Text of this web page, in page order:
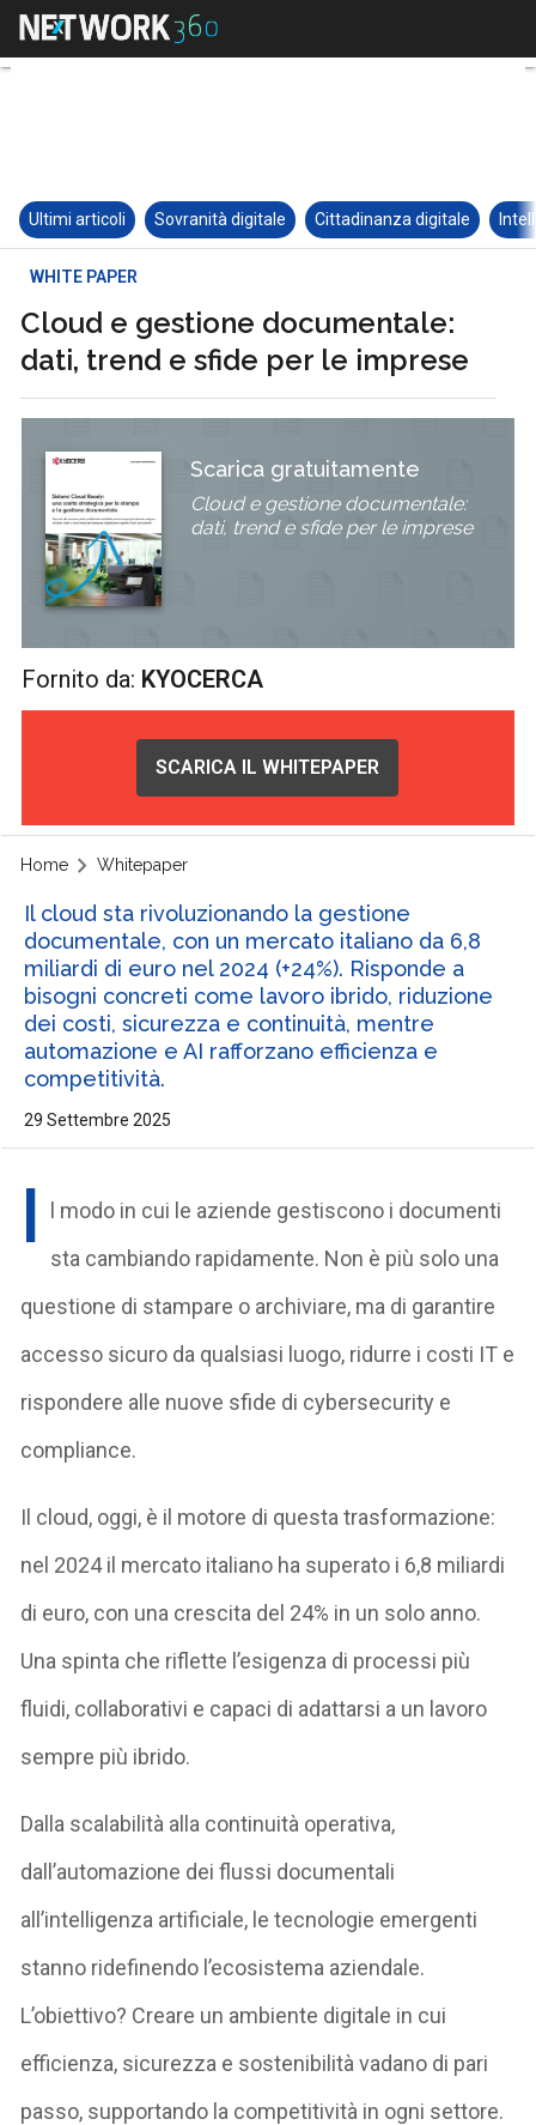
Ultimi articoli Sovranità digitale Cittadinanza digitale
WHITE PAPER
Cloud e gestione documentale:
dati, trend e sfide per le imprese
Scarica gratuitamente
Cloud e gestione documentale:
dati, trend e sfide per le imprese
Fornito da: KYOCERCA
SCARICA IL WHITEPAPER
Home Whitepaper
Il cloud sta rivoluzionando la gestione
documentale, con un mercato italiano da 6,8
miliardi di euro nel 2024 (+24%). Risponde a
bisogni concreti come lavoro ibrido, riduzione
dei costi, sicurezza e continuità, mentre
automazione e AI rafforzano efficienza e
competitività.
29 Settembre 2025
I
l modo in cui le aziende gestiscono i documenti
sta cambiando rapidamente. Non è più solo una
questione di stampare o archiviare, ma di garantire
accesso sicuro da qualsiasi luogo, ridurre i costi IT e
rispondere alle nuove sfide di cybersecurity e
compliance.
Il cloud, oggi, è il motore di questa trasformazione:
nel 2024 il mercato italiano ha superato i 6,8 miliardi
di euro, con una crescita del 24% in un solo anno.
Una spinta che riflette l’esigenza di processi più
fluidi, collaborativi e capaci di adattarsi a un lavoro
sempre più ibrido.
Dalla scalabilità alla continuità operativa,
dall’automazione dei flussi documentali
all’intelligenza artificiale, le tecnologie emergenti
stanno ridefinendo l’ecosistema aziendale.
L’obiettivo? Creare un ambiente digitale in cui
efficienza, sicurezza e sostenibilità vadano di pari
passo, supportando la competitività in ogni settore.